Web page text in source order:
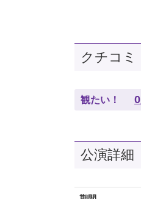
クチコミ
観たい！ 0
公演詳細